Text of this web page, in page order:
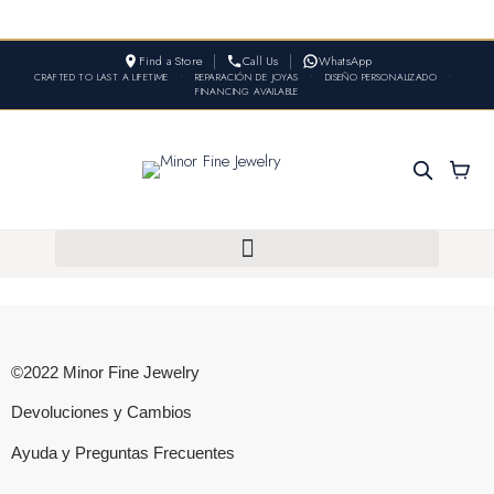
Find a Store Call Us WhatsApp
CRAFTED TO LAST A LIFETIME • REPARACIÓN DE JOYAS • DISEÑO PERSONALIZADO
•
FINANCING AVAILABLE
©2022 Minor Fine Jewelry
Devoluciones y Cambios
Ayuda y Preguntas Frecuentes